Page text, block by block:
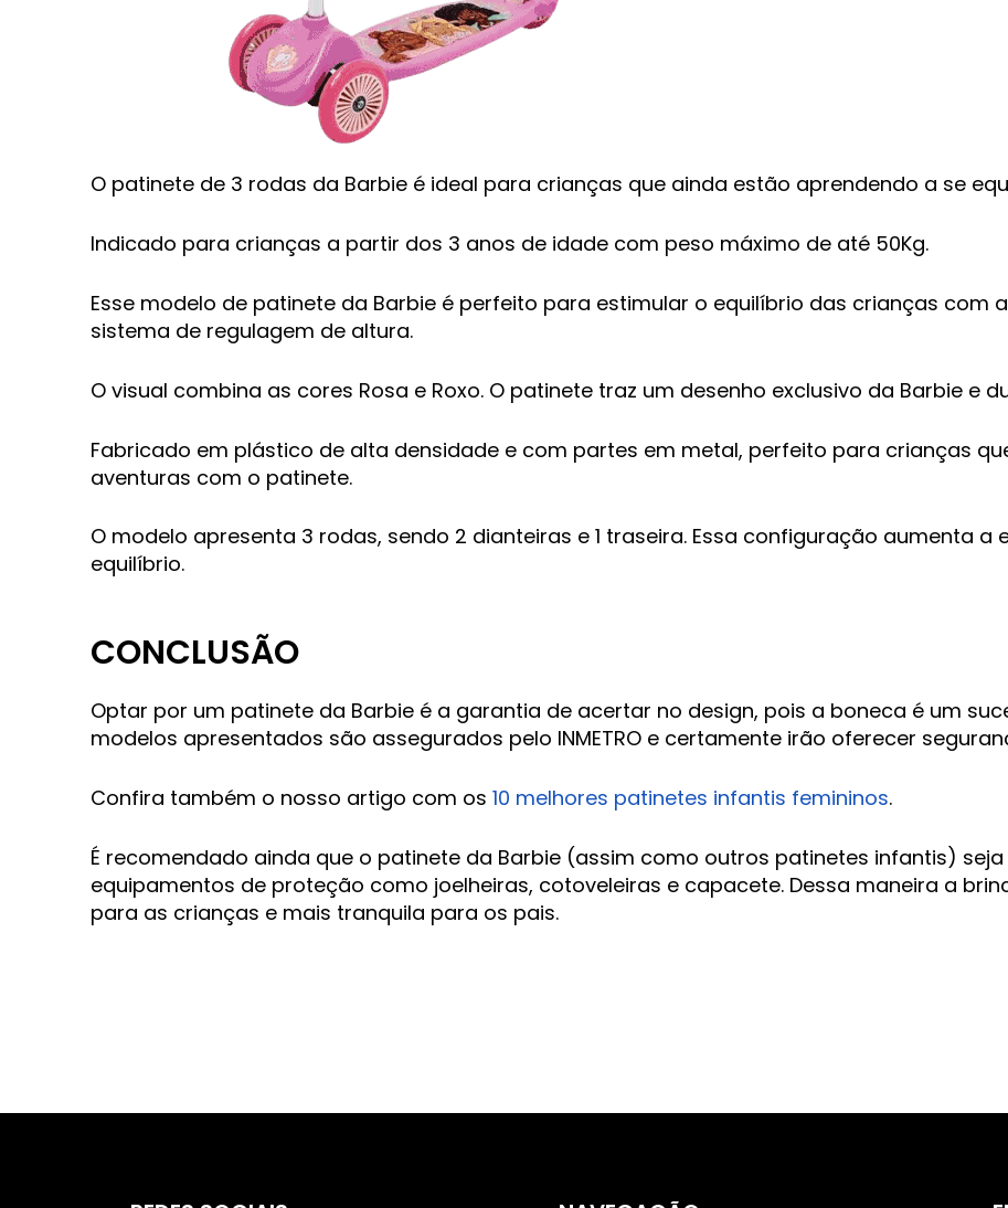
O patinete de 3 rodas da Barbie é ideal para crianças que ainda estão aprendendo a se
Indicado para crianças a partir dos 3 anos de idade com peso máximo de até 50Kg.
Esse modelo de patinete da Barbie é perfeito para estimular o equilíbrio das crianças com
sistema de regulagem de altura.
O visual combina as cores Rosa e Roxo. O patinete traz um desenho exclusivo da Barbie e
Fabricado em plástico de alta densidade e com partes em metal, perfeito para crianças
aventuras com o patinete.
O modelo apresenta 3 rodas, sendo 2 dianteiras e 1 traseira. Essa configuração aumenta a
equilíbrio.
CONCLUSÃO
Optar por um patinete da Barbie é a garantia de acertar no design, pois a boneca é um
modelos apresentados são assegurados pelo INMETRO e certamente irão oferecer
Confira também o nosso artigo com os 10 melhores patinetes infantis femininos.
É recomendado ainda que o patinete da Barbie (assim como outros patinetes infantis)
equipamentos de proteção como joelheiras, cotoveleiras e capacete. Dessa maneira a
para as crianças e mais tranquila para os pais.